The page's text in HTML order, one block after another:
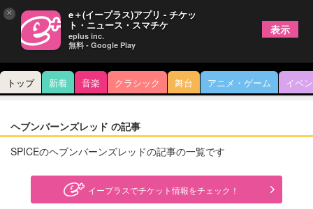
トップ 新着 音楽 クラシック 舞台 アニメ・ゲーム イベ
ヘブンバーンズレッド の記事
SPICEのヘブンバーンズレッドの記事の一覧です
イープラスでチケット情報をチェック！
× e＋(イープラス)アプリ - チケッ
ト・ニュース・スマチケ
eplus inc.
無料 - Google Play
表示